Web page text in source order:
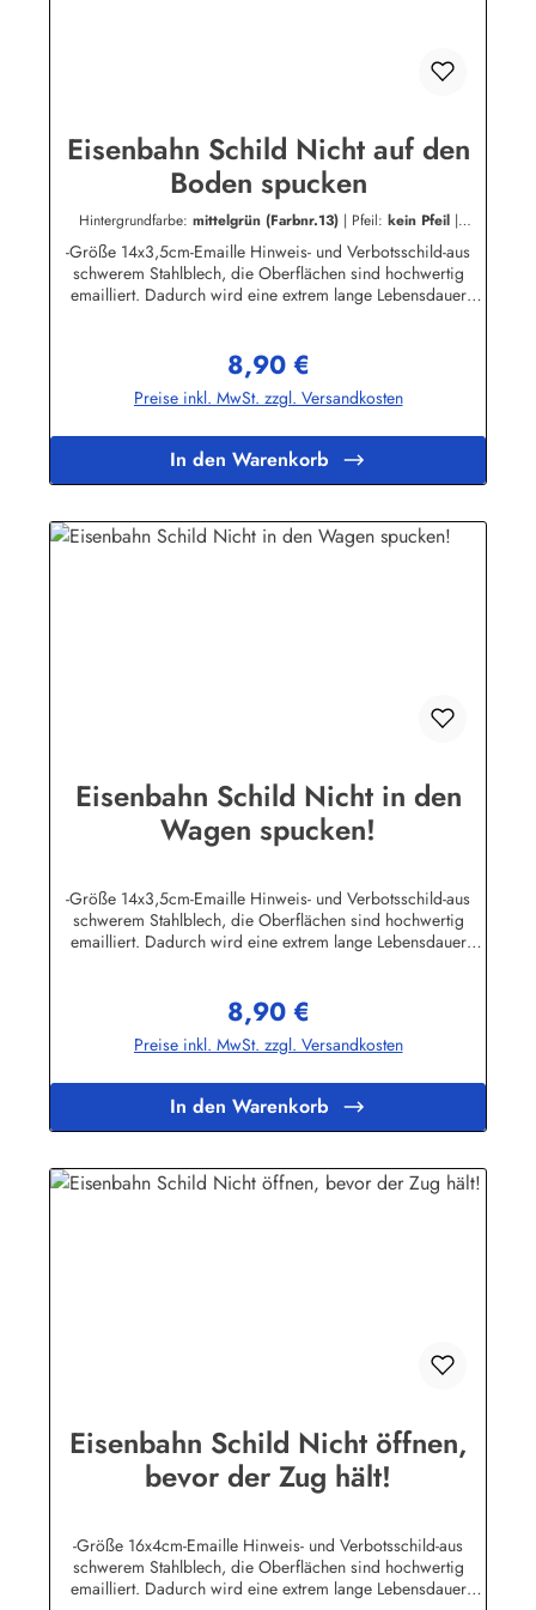
Eisenbahn Schild Nicht auf den
Boden spucken
Hintergrundfarbe: mittelgrün (Farbnr.13) | Pfeil: kein Pfeil |
-Größe 14x3,5cm-Emaille Hinweis- und Verbotsschild-aus
schwerem Stahlblech, die Oberflächen sind hochwertig
emailliert. Dadurch wird eine extrem lange Lebensdauer
enthalten sind, dürfen nur lose angezogen werden, weil sonst
die Lackierung abplatzen kann-Die Emailleschilder können
auch nach Wunsch gefertigt werdenHier geht's zu den
WunschtextHerstellerinformationen:Buddel-Bini Inh. Eda
Binikowski e.K.Meddenwarf 1a22457
Hamburginfo@buddel.de
Regulärer Preis:
8,90 €
Preise inkl. MwSt. zzgl. Versandkosten
In den Warenkorb
Eisenbahn Schild Nicht in den
Wagen spucken!
-Größe 14x3,5cm-Emaille Hinweis- und Verbotsschild-aus
schwerem Stahlblech, die Oberflächen sind hochwertig
emailliert. Dadurch wird eine extrem lange Lebensdauer
enthalten sind, dürfen nur lose angezogen werden, weil sonst
die Lackierung abplatzen kann-Die Emailleschilder können
auch nach Wunsch gefertigt werdenHier geht's zu den
WunschtextHerstellerinformationen:Buddel-Bini Inh. Eda
Binikowski e.K.Meddenwarf 1a22457
Hamburginfo@buddel.de
Regulärer Preis:
8,90 €
Preise inkl. MwSt. zzgl. Versandkosten
In den Warenkorb
Eisenbahn Schild Nicht öffnen,
bevor der Zug hält!
-Größe 16x4cm-Emaille Hinweis- und Verbotsschild-aus
schwerem Stahlblech, die Oberflächen sind hochwertig
emailliert. Dadurch wird eine extrem lange Lebensdauer